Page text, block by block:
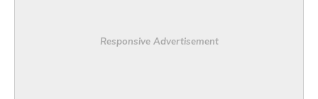
Responsive Advertisement